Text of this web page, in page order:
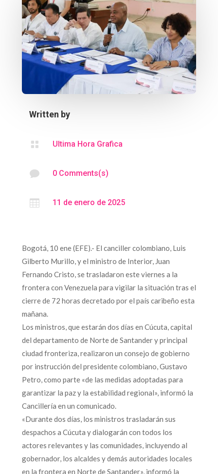
Written by
 Ultima Hora Grafica
 0 Comments(s)
 11 de enero de 2025
Bogotá, 10 ene (EFE).- El canciller colombiano, Luis
Gilberto Murillo, y el ministro de Interior, Juan
Fernando Cristo, se trasladaron este viernes a la
frontera con Venezuela para vigilar la situación tras el
cierre de 72 horas decretado por el país caribeño esta
mañana.
Los ministros, que estarán dos días en Cúcuta, capital
del departamento de Norte de Santander y principal
ciudad fronteriza, realizaron un consejo de gobierno
por instrucción del presidente colombiano, Gustavo
Petro, como parte «de las medidas adoptadas para
garantizar la paz y la estabilidad regional», informó la
Cancillería en un comunicado.
«Durante dos días, los ministros trasladarán sus
despachos a Cúcuta y dialogarán con todos los
actores relevantes y las comunidades, incluyendo al
gobernador, los alcaldes y demás autoridades locales
en la frontera en Norte de Santander», informó la